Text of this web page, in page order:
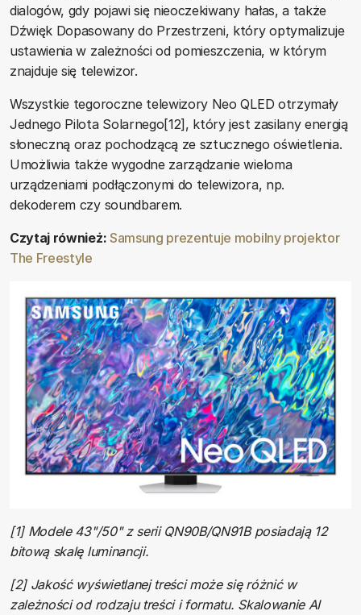
dialogów, gdy pojawi się nieoczekiwany hałas, a także
Dźwięk Dopasowany do Przestrzeni, który optymalizuje
ustawienia w zależności od pomieszczenia, w którym
znajduje się telewizor.
Wszystkie tegoroczne telewizory Neo QLED otrzymały
Jednego Pilota Solarnego[12], który jest zasilany energią
słoneczną oraz pochodzącą ze sztucznego oświetlenia.
Umożliwia także wygodne zarządzanie wieloma
urządzeniami podłączonymi do telewizora, np.
dekoderem czy soundbarem.
Czytaj również: Samsung prezentuje mobilny projektor
The Freestyle
[1] Modele 43"/50" z serii QN90B/QN91B posiadają 12
bitową skalę luminancji.
[2] Jakość wyświetlanej treści może się różnić w
zależności od rodzaju treści i formatu. Skalowanie AI